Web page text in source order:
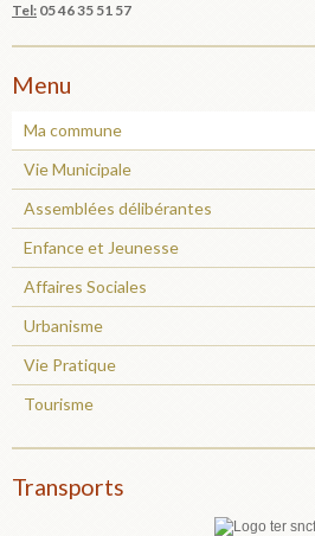
Tel: 05 46 35 51 57
Menu
Ma commune
Vie Municipale
Assemblées délibérantes
Enfance et Jeunesse
Affaires Sociales
Urbanisme
Vie Pratique
Tourisme
Transports